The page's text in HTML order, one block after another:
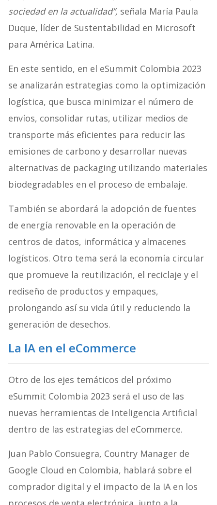
sociedad en la actualidad”, señala María Paula
Duque, líder de Sustentabilidad en Microsoft
para América Latina.
En este sentido, en el eSummit Colombia 2023
se analizarán estrategias como la optimización
logística, que busca minimizar el número de
envíos, consolidar rutas, utilizar medios de
transporte más eficientes para reducir las
emisiones de carbono y desarrollar nuevas
alternativas de packaging utilizando materiales
biodegradables en el proceso de embalaje.
También se abordará la adopción de fuentes
de energía renovable en la operación de
centros de datos, informática y almacenes
logísticos. Otro tema será la economía circular
que promueve la reutilización, el reciclaje y el
rediseño de productos y empaques,
prolongando así su vida útil y reduciendo la
generación de desechos.
La IA en el eCommerce
Otro de los ejes temáticos del próximo
eSummit Colombia 2023 será el uso de las
nuevas herramientas de Inteligencia Artificial
dentro de las estrategias del eCommerce.
Juan Pablo Consuegra, Country Manager de
Google Cloud en Colombia, hablará sobre el
comprador digital y el impacto de la IA en los